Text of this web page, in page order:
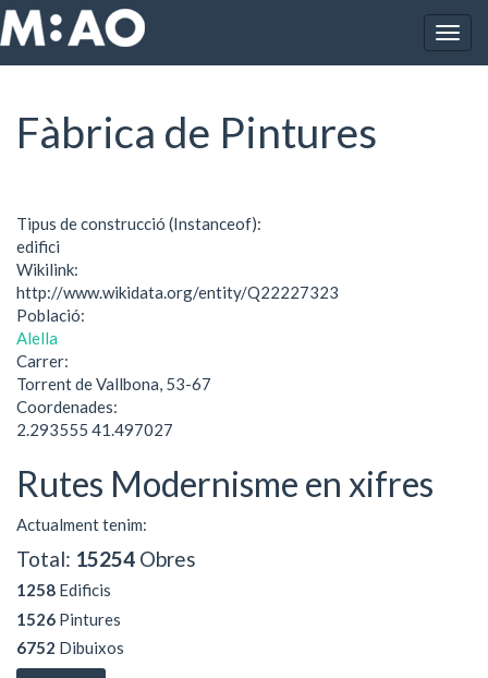
Vés al contingut
Inici Fàbrica de Pintures
Fàbrica de Pintures
Tipus de construcció (Instanceof):
edifici
Wikilink:
http://www.wikidata.org/entity/Q22227323
Població:
Alella
Carrer:
Torrent de Vallbona, 53-67
Coordenades:
2.293555 41.497027
Rutes Modernisme en xifres
Actualment tenim:
Total: 15254 Obres
1258 Edificis
1526 Pintures
6752 Dibuixos